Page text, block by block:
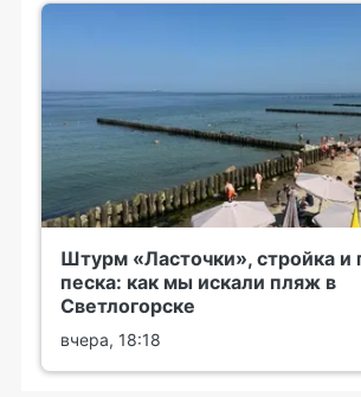
Штурм «Ласточки», стройка и
песка: как мы искали пляж в
Светлогорске
вчера, 18:18